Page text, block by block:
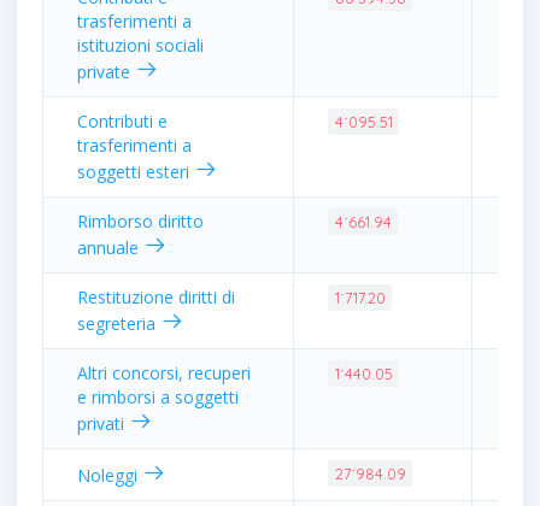
trasferimenti a
istituzioni sociali
private
Contributi e
trasferimenti a
soggetti esteri
4˙095.51
Rimborso diritto
annuale
4˙661.94
Restituzione diritti di
segreteria
1˙717.20
Altri concorsi, recuperi
e rimborsi a soggetti
privati
1˙440.05
Noleggi 27˙984.09